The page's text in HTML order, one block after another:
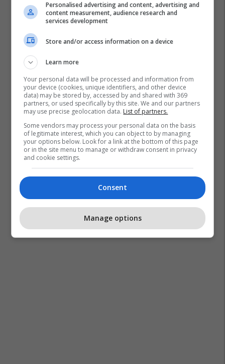
Personalised advertising and content, advertising and
content measurement, audience research and
services development
Store and/or access information on a device
Learn more
Your personal data will be processed and information from
your device (cookies, unique identifiers, and other device
data) may be stored by, accessed by and shared with 369
partners, or used specifically by this site. We and our partners
may use precise geolocation data. List of partners.
Some vendors may process your personal data on the basis
of legitimate interest, which you can object to by managing
your options below. Look for a link at the bottom of this page
or in the site menu to manage or withdraw consent in privacy
and cookie settings.
Consent
Manage options